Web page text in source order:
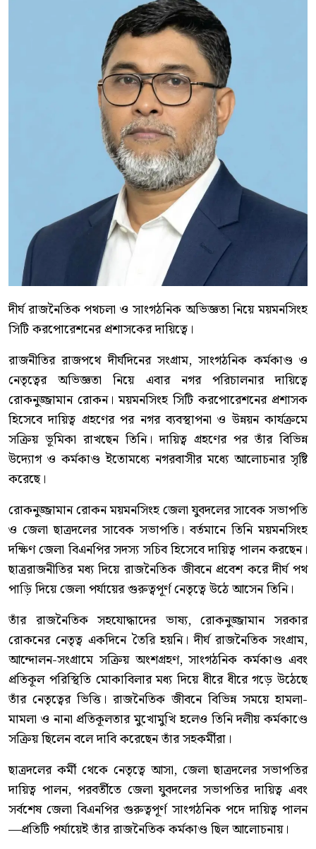
দীর্ঘ রাজনৈতিক পথচলা ও সাংগঠনিক অভিজ্ঞতা নিয়ে ময়মনসিংহ
সিটি করপোরেশনের প্রশাসকের দায়িত্বে।
রাজনীতির রাজপথে দীর্ঘদিনের সংগ্রাম, সাংগঠনিক কর্মকাণ্ড ও
নেতৃত্বের অভিজ্ঞতা নিয়ে এবার নগর পরিচালনার দায়িত্বে
রোকনুজ্জামান রোকন। ময়মনসিংহ সিটি করপোরেশনের প্রশাসক
হিসেবে দায়িত্ব গ্রহণের পর নগর ব্যবস্থাপনা ও উন্নয়ন কার্যক্রমে
সক্রিয় ভূমিকা রাখছেন তিনি। দায়িত্ব গ্রহণের পর তাঁর বিভিন্ন
উদ্যোগ ও কর্মকাণ্ড ইতোমধ্যে নগরবাসীর মধ্যে আলোচনার সৃষ্টি
করেছে।
রোকনুজ্জামান রোকন ময়মনসিংহ জেলা যুবদলের সাবেক সভাপতি
ও জেলা ছাত্রদলের সাবেক সভাপতি। বর্তমানে তিনি ময়মনসিংহ
দক্ষিণ জেলা বিএনপির সদস্য সচিব হিসেবে দায়িত্ব পালন করছেন।
ছাত্ররাজনীতির মধ্য দিয়ে রাজনৈতিক জীবনে প্রবেশ করে দীর্ঘ পথ
পাড়ি দিয়ে জেলা পর্যায়ের গুরুত্বপূর্ণ নেতৃত্বে উঠে আসেন তিনি।
তাঁর রাজনৈতিক সহযোদ্ধাদের ভাষ্য, রোকনুজ্জামান সরকার
রোকনের নেতৃত্ব একদিনে তৈরি হয়নি। দীর্ঘ রাজনৈতিক সংগ্রাম,
আন্দোলন-সংগ্রামে সক্রিয় অংশগ্রহণ, সাংগঠনিক কর্মকাণ্ড এবং
প্রতিকূল পরিস্থিতি মোকাবিলার মধ্য দিয়ে ধীরে ধীরে গড়ে উঠেছে
তাঁর নেতৃত্বের ভিত্তি। রাজনৈতিক জীবনে বিভিন্ন সময়ে হামলা-
মামলা ও নানা প্রতিকূলতার মুখোমুখি হলেও তিনি দলীয় কর্মকাণ্ডে
সক্রিয় ছিলেন বলে দাবি করেছেন তাঁর সহকর্মীরা।
ছাত্রদলের কর্মী থেকে নেতৃত্বে আসা, জেলা ছাত্রদলের সভাপতির
দায়িত্ব পালন, পরবর্তীতে জেলা যুবদলের সভাপতির দায়িত্ব এবং
সর্বশেষ জেলা বিএনপির গুরুত্বপূর্ণ সাংগঠনিক পদে দায়িত্ব পালন
—প্রতিটি পর্যায়েই তাঁর রাজনৈতিক কর্মকাণ্ড ছিল আলোচনায়।